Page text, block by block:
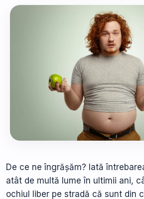
De ce ne îngrășăm? Iată
atât de multă lume în ultimii ani,
ochiul liber pe stradă că sunt din